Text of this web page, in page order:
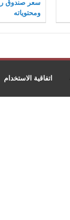
ومحتوياته
اتفاقية الاستخدام